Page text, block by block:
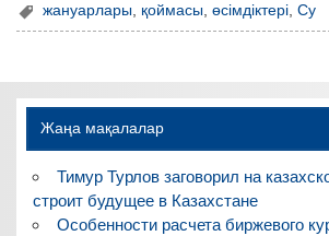
жануарлары қоймасы ,өсімдіктері ,Су
Жаңа мақалалар
Тимур Турлов заговорил на
строит будущее в Казахстане
Особенности расчета биржевого